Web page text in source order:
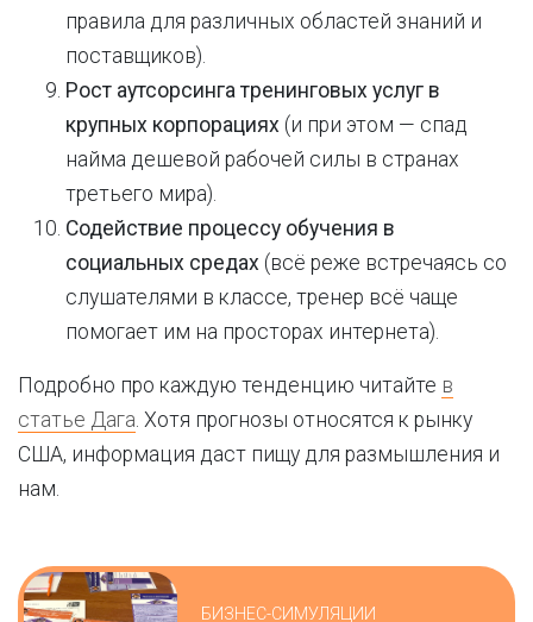
правила для различных областей знаний и
поставщиков).
Рост аутсорсинга тренинговых услуг в
крупных корпорациях (и при этом — спад
найма дешевой рабочей силы в странах
третьего мира).
Содействие процессу обучения в
социальных средах (всё реже встречаясь со
слушателями в классе, тренер всё чаще
помогает им на просторах интернета).
Подробно про каждую тенденцию читайте в
статье Дага. Хотя прогнозы относятся к рынку
США, информация даст пищу для размышления и
нам.
БИЗНЕС-СИМУЛЯЦИИ